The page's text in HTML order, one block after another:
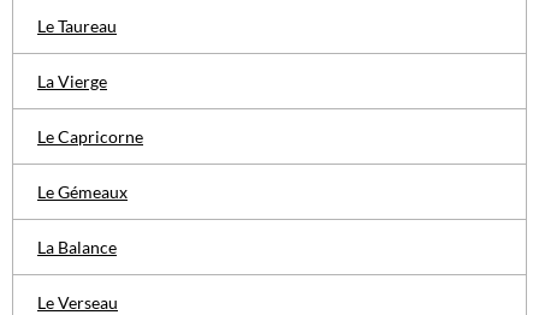
Le Taureau
La Vierge
Le Capricorne
Le Gémeaux
La Balance
Le Verseau